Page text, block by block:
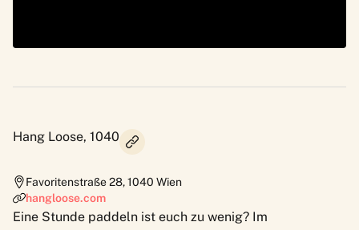
Hang Loose, 1040
Favoritenstraße 28,1040 Wien
hangloose.com
Eine Stunde paddeln ist euch zu wenig? Im